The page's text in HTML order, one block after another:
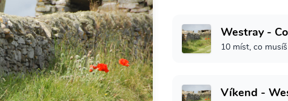
Westray -
10 míst, co
Víkend -